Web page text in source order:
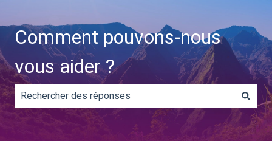
Comment pouvons-nous
vous aider ?
Il n'y a aucune suggestion car le champ de recherche